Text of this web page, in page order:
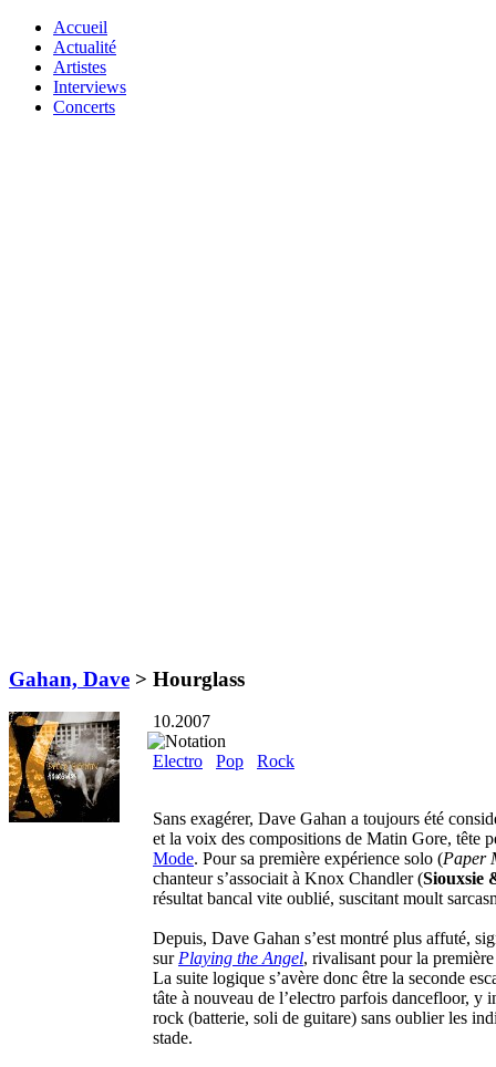
Accueil
Actualité
Artistes
Interviews
Concerts
Gahan, Dave > Hourglass
10.2007
Electro Pop Rock
Sans exagérer, Dave Gahan a toujours été
et la voix des compositions de Matin Gore, tête
Mode. Pour sa première expérience solo (Paper
chanteur s’associait à Knox Chandler (Siouxsie
résultat bancal vite oublié, suscitant moult
Depuis, Dave Gahan s’est montré plus affuté,
surPlaying the Angel, rivalisant pour la
La suite logique s’avère donc être la seconde
tâte à nouveau de l’electro parfois dancefloor, y
rock (batterie, soli de guitare) sans oublier les
stade.